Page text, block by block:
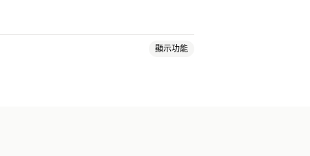
顯示功能